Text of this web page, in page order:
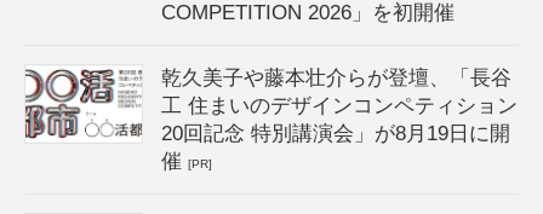
COMPETITION 2026」を初開催
乾久美子や藤本壮介らが登壇、「長谷
工 住まいのデザインコンペティション
20回記念 特別講演会」が8月19日に開
催[PR]